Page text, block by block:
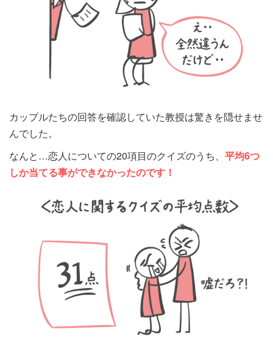
カップルたちの回答を確認していた教授は驚きを隠せませ
んでした。
なんと…恋人についての20項目のクイズのうち、 平均6つ
しか当てる事ができなかったのです！